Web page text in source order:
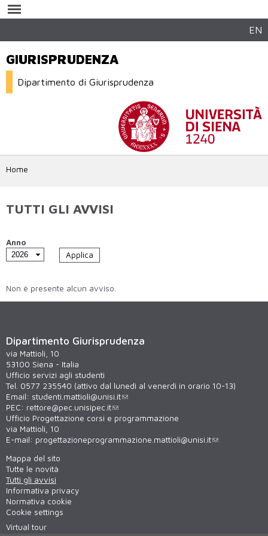
contenuto
EN
GIURISPRUDENZA
Dipartimento di Giurisprudenza
Home
TUTTI GLI AVVISI
Anno
Non è presente alcun avviso.
Dipartimento Giurisprudenza
via Mattioli, 10
53100 Siena - Italia
Ufficio servizi agli studenti
Tel. 0577 235540 (attivo dal lunedì al venerdì in orario 10-13)
Email: studenti.mattioli@unisi.it
PEC: rettore@pec.unisipec.it
Ufficio Progettazione corsi e programmazione
via Mattioli, 10
E-mail: progettazioneprogrammazione.mattioli@unisi.it
Mappa del sito
Tutte le novità
Tutti gli avvisi
Informativa privacy
Normativa cookie
Cookie settings
Virtual tour